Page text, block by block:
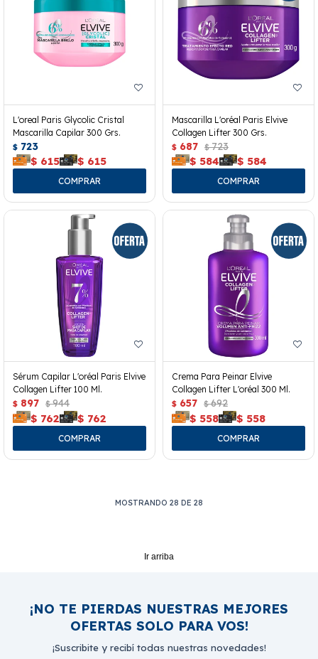
L'oreal Paris Glycolic Cristal
Mascarilla Capilar 300 Grs.
$ 723
$ 615 $ 615
Mascarilla L'oréal Paris Elvive
Collagen Lifter 300 Grs.
$ 687 $ 723
$ 584 $ 584
Sérum Capilar L'oréal Paris Elvive
Collagen Lifter 100 Ml.
$ 897 $ 944
$ 762 $ 762
Crema Para Peinar Elvive
Collagen Lifter L'oréal 300 Ml.
$ 657 $ 692
$ 558 $ 558
MOSTRANDO 28 DE 28
Ir arriba
¡NO TE PIERDAS NUESTRAS MEJORES
OFERTAS SOLO PARA VOS!
¡Suscribite y recibí todas nuestras novedades!